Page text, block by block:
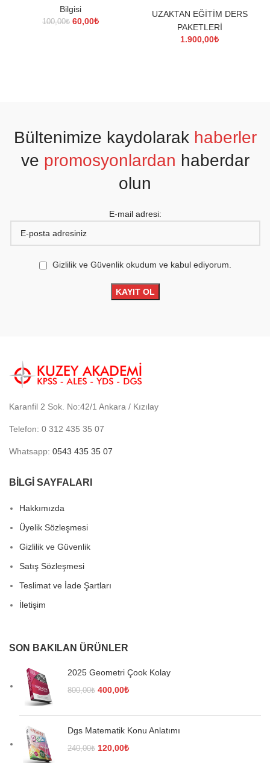
Bilgisi
100,00₺ Orijinal
60,00₺Şu
UZAKTAN EĞİTİM DERS
PAKETLERİ
1.900,00₺
Bültenimize kaydolarak haberler
ve promosyonlardan haberdar
olun
E-mail adresi:
Gizlilik ve Güvenlik okudum ve kabul ediyorum.
Karanfil 2 Sok. No:42/1 Ankara / Kızılay
Telefon: 0 312 435 35 07
Whatsapp: 0543 435 35 07
BİLGİ SAYFALARI
Hakkımızda
Üyelik Sözleşmesi
Gizlilik ve Güvenlik
Satış Sözleşmesi
Teslimat ve İade Şartları
İletişim
SON BAKILAN ÜRÜNLER
2025 Geometri Çook Kolay
800,00₺ Orijinal
800,00₺.
400,00₺Şu
fiyat:
400,00₺.
Dgs Matematik Konu Anlatımı
240,00₺ Orijinal
120,00₺Şu